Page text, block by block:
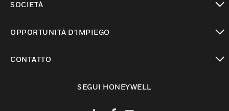
SOCIETÀ
OPPORTUNITÀ D’IMPIEGO
CONTATTO
SEGUI HONEYWELL